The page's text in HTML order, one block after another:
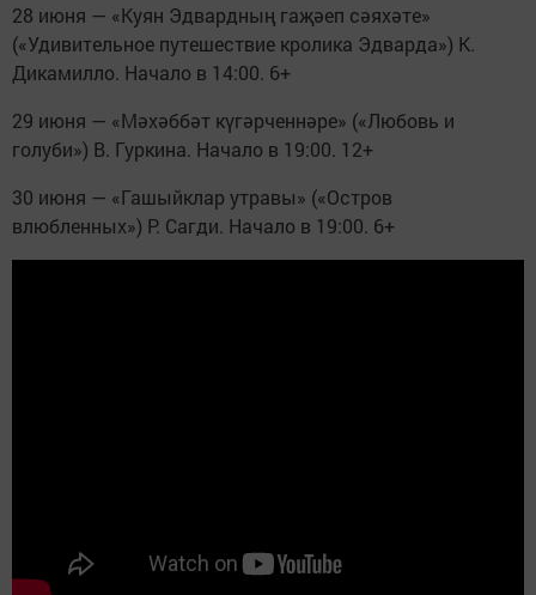
28 июня — «Куян Эдвардның гаҗәеп сәяхәте»
(«Удивительное путешествие кролика Эдварда») К.
Дикамилло. Начало в 14:00. 6+
29 июня — «Мәхәббәт күгәрченнәре» («Любовь и
голуби») В. Гуркина. Начало в 19:00. 12+
30 июня — «Гашыйклар утравы» («Остров
влюбленных») Р. Сагди. Начало в 19:00. 6+